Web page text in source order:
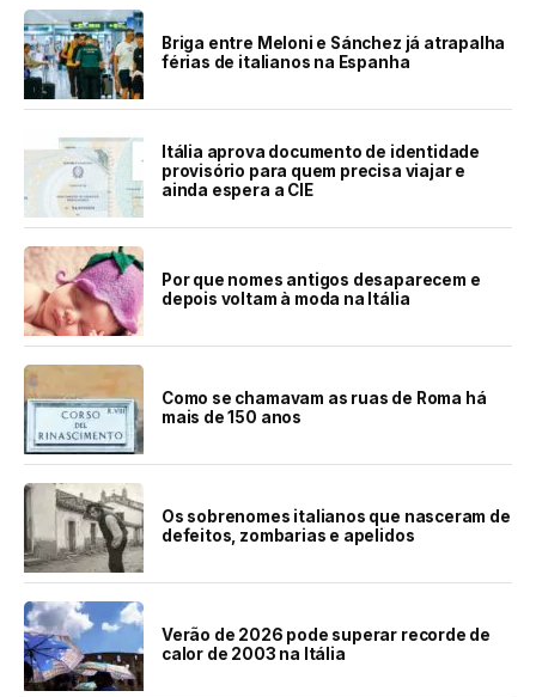
Briga entre Meloni e Sánchez já atrapalha
férias de italianos na Espanha
Itália aprova documento de identidade
provisório para quem precisa viajar e
ainda espera a CIE
Por que nomes antigos desaparecem e
depois voltam à moda na Itália
Como se chamavam as ruas de Roma há
mais de 150 anos
Os sobrenomes italianos que nasceram de
defeitos, zombarias e apelidos
Verão de 2026 pode superar recorde de
calor de 2003 na Itália